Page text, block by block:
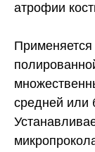
атрофии
средней или